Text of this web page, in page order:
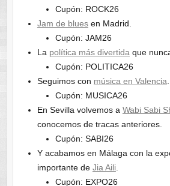
Cupón: ROCK26
Jam de bluesen Madrid.
Cupón: JAM26
La política más divertida que
Cupón: POLITICA26
Seguimos con música en Valencia
Cupón: MUSICA26
En Sevilla volvemos a Wabi Sabi
conocemos de tracas anteriores.
Cupón: SABI26
Y acabamos en Málaga con la
importante de Jia Aili.
Cupón: EXPO26